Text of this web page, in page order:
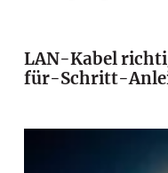
LAN-Kabel
für-Schritt-